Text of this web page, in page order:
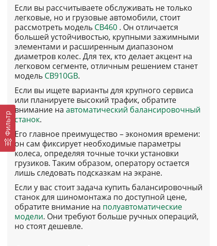
Фильтр
Если вы рассчитываете обслуживать не только
легковые, но и грузовые автомобили, стоит
рассмотреть модель CB460 . Он отличается
большей устойчивостью, крупными зажимными
элементами и расширенным диапазоном
диаметров колес. Для тех, кто делает акцент на
легковом сегменте, отличным решением станет
модель CB910GB.
Если вы ищете варианты для крупного сервиса
или планируете высокий трафик, обратите
внимание на автоматический балансировочный
станок.
Его главное преимущество – экономия времени:
он сам фиксирует необходимые параметры
колеса, определяя точные точки установки
грузиков. Таким образом, оператору остается
лишь следовать подсказкам на экране.
Если у вас стоит задача купить балансировочный
станок для шиномонтажа по доступной цене,
обратите внимание на полуавтоматические
модели. Они требуют больше ручных операций,
но стоят дешевле.